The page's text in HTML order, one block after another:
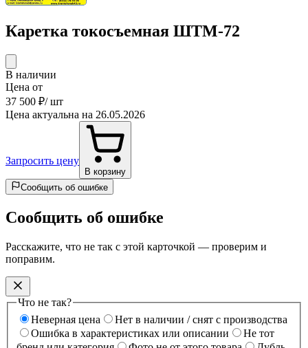
Каретка токосъемная ШТМ-72
В наличии
Цена от
37 500 ₽/ шт
Цена актуальна на 26.05.2026
Запросить цену
В корзину
Сообщить об ошибке
Сообщить об ошибке
Расскажите, что не так с этой карточкой — проверим и
поправим.
Что не так?
Неверная цена
Нет в наличии / снят с производства
Ошибка в характеристиках или описании
Не тот